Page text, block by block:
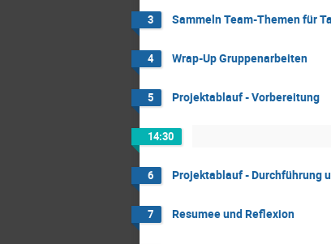
3 Sammeln Team-Themen für
4 Wrap-Up Gruppenarbeiten
5 Projektablauf - Vorbereitung
14:30
6 Projektablauf - Durchführung
7 Resumee und Reflexion